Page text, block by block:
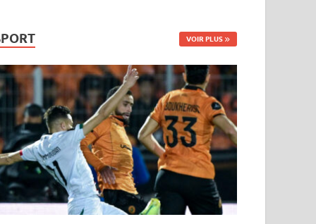
VOIR PLUS